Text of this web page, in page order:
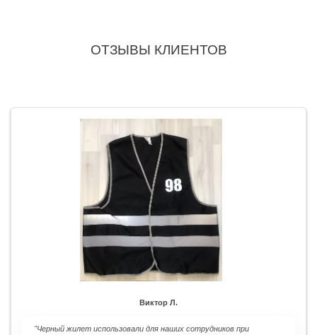
ОТЗЫВЫ КЛИЕНТОВ
Виктор Л.
"Черный жилет использовали для наших сотрудников при